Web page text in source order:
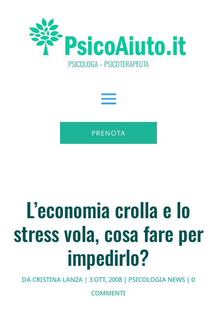
PSICOLOGA – PSICOTERAPEUTA
PRENOTA
L’economia crolla e lo
stress vola, cosa fare per
impedirlo?
DACRISTINA LANZA |3 OTT, 2008 | PSICOLOGIA NEWS |0
COMMENTI